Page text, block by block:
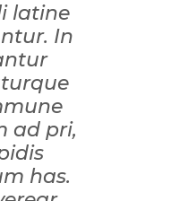
latine
In
ad pri,
has.